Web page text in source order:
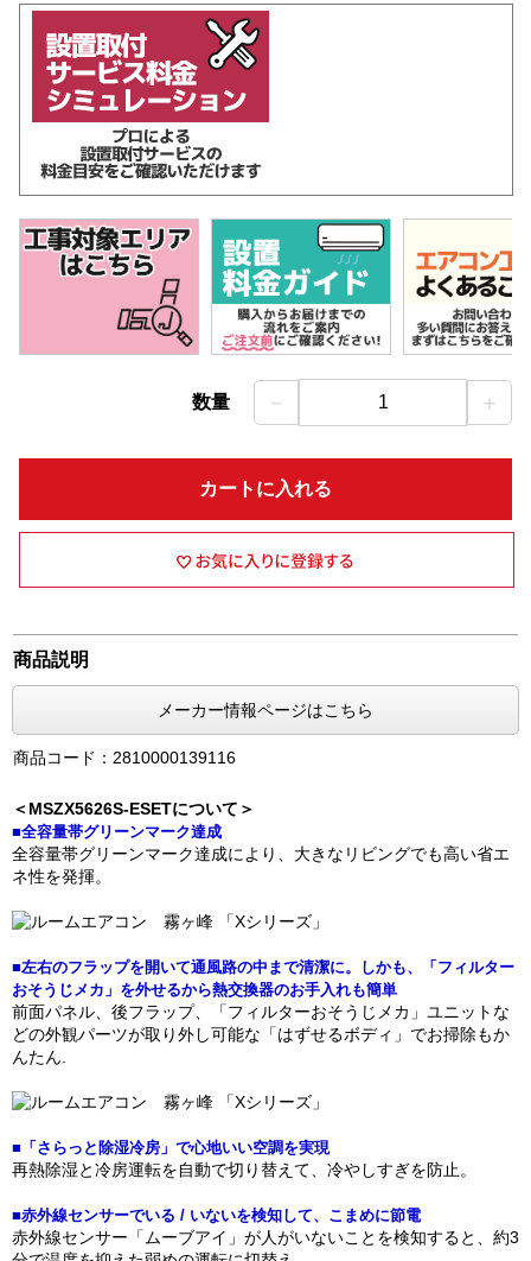
数量 － 1 ＋
カートに入れる
商品説明
メーカー情報ページはこちら
商品コード：2810000139116
＜MSZX5626S-ESETについて＞
■全容量帯グリーンマーク達成
全容量帯グリーンマーク達成により、大きなリビングでも高い省エ
ネ性を発揮。
■左右のフラップを開いて通風路の中まで清潔に。しかも、「フィルター
おそうじメカ」を外せるから熱交換器のお手入れも簡単
前面パネル、後フラップ、「フィルターおそうじメカ」ユニットな
どの外観パーツが取り外し可能な「はずせるボディ」でお掃除もか
んたん.
■「さらっと除湿冷房」で心地いい空調を実現
再熱除湿と冷房運転を自動で切り替えて、冷やしすぎを防止。
■赤外線センサーでいる / いないを検知して、こまめに節電
赤外線センサー「ムーブアイ」が人がいないことを検知すると、約3